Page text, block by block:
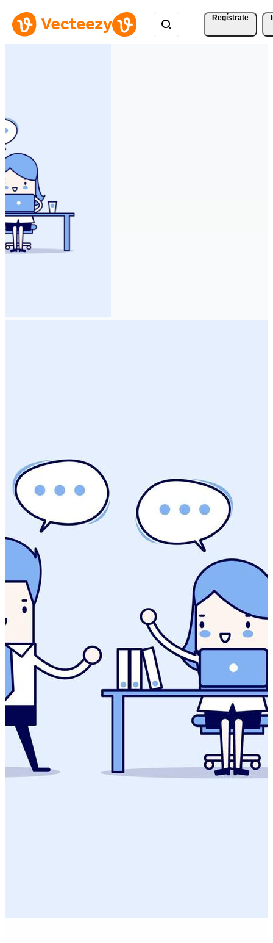
Regístrate